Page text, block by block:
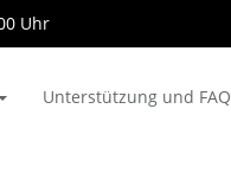
Uhr
Unterstützung und FAQ